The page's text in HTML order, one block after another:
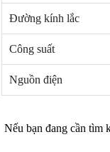
Đường kính lắc
Công suất
Nguồn điện
Nếu bạn đang cần tìm